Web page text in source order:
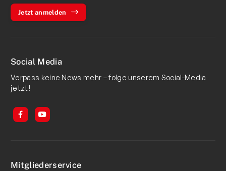
Jetzt anmelden
Social Media
Verpass keine News mehr – folge unserem Social-Media
jetzt!
Mitgliederservice